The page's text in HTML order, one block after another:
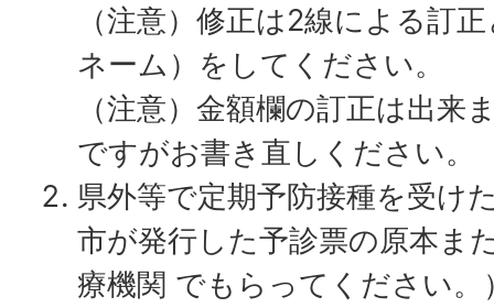
（注意）修正は2線による訂
ネーム）をしてください。
（注意）金額欄の訂正は出来
ですがお書き直しください。
県外等で定期予防接種を受け
市が発行した予診票の原本ま
療機関 でもらってください。